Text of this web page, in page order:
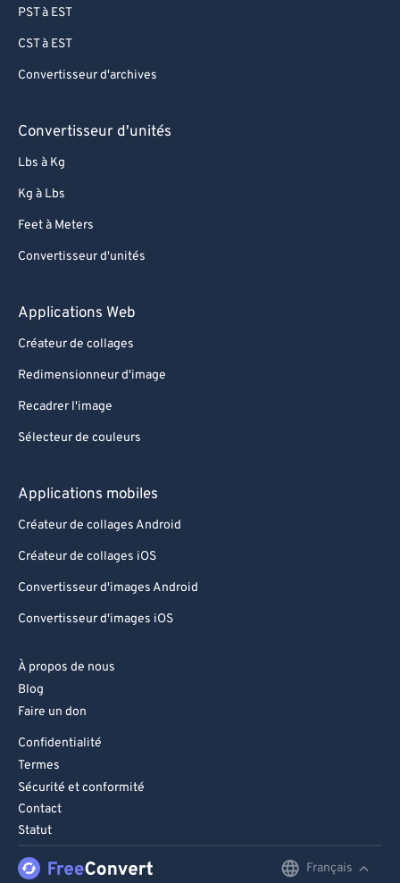
PST à EST
CST à EST
Convertisseur d'archives
Convertisseur d'unités
Lbs à Kg
Kg à Lbs
Feet à Meters
Convertisseur d'unités
Applications Web
Créateur de collages
Redimensionneur d'image
Recadrer l'image
Sélecteur de couleurs
Applications mobiles
Créateur de collages Android
Créateur de collages iOS
Convertisseur d'images Android
Convertisseur d'images iOS
À propos de nous
Blog
Faire un don
Confidentialité
Termes
Sécurité et conformité
Contact
Statut
Français